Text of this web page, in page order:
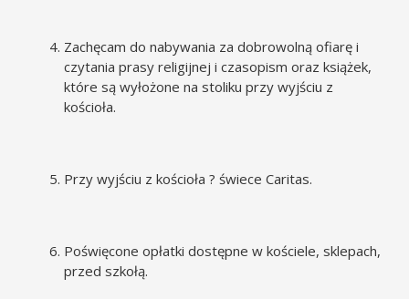
Zachęcam do nabywania za dobrowolną ofiarę i
czytania prasy religijnej i czasopism oraz książek,
które są wyłożone na stoliku przy wyjściu z
kościoła.
Przy wyjściu z kościoła ? świece Caritas.
Poświęcone opłatki dostępne w kościele, sklepach,
przed szkołą.